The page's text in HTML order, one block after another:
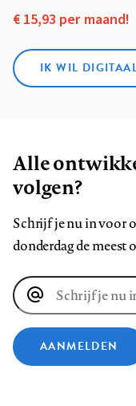
€ 15,93 per maand!
IK WIL
Alle
volgen?
Schrijf je nu in voor
donderdag de
E-
mailadres
AANMELDEN